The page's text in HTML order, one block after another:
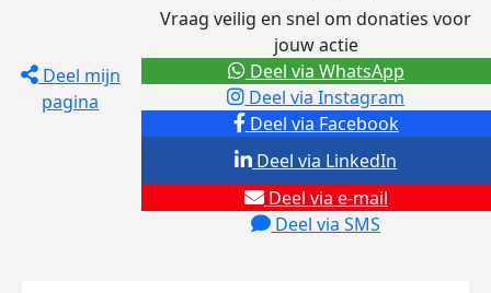
Deel mijn
pagina
Vraag veilig en snel om donaties voor
jouw actie
Deel via Facebook
Deel via Instagram
Deel via e-mail
Deel via SMS
Deel via LinkedIn
Deel via WhatsApp